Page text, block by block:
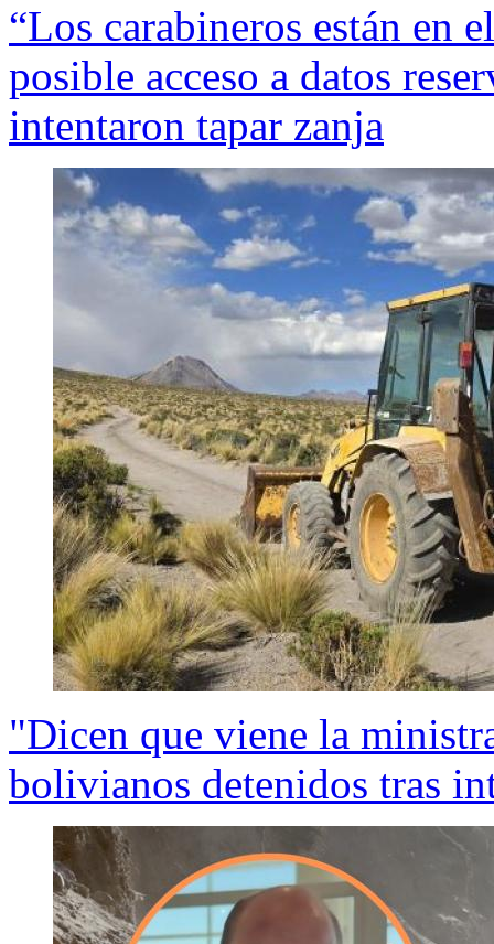
“Los carabineros están en
posible acceso a datos
intentaron tapar zanja
"Dicen que viene la
bolivianos detenidos tras